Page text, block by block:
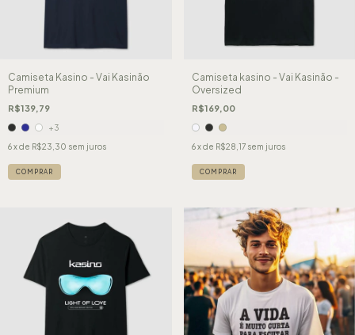
Camiseta Kasino - Vai Kasinão
Premium
R$139,79
+3
6x de R$23,30 sem juros
COMPRAR
Camiseta kasino - Vai Kasinão -
Oversized
R$169,00
6 x de R$28,17 sem juros
COMPRAR